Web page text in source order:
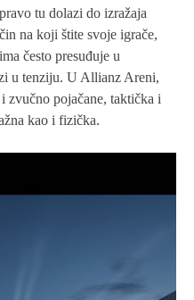
tu dolazi do izražaja
na koji štite svoje igrače,
često presuđuje u
u tenziju. U Allianz Areni,
zvučno pojačane, taktička i
kao i fizička.